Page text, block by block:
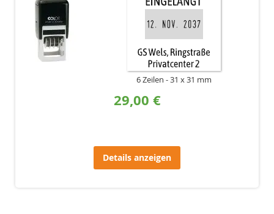
6 Zeilen 31 x 31 mm
29,00 €
Details anzeigen